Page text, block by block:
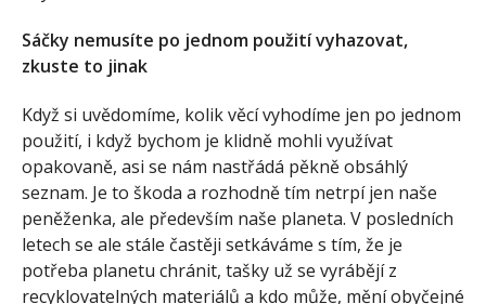
Sáčky nemusíte po jednom použití vyhazovat,
zkuste to jinak
Když si uvědomíme, kolik věcí vyhodíme jen po jednom
použití, i když bychom je klidně mohli využívat
opakovaně, asi se nám nastřádá pěkně obsáhlý
seznam. Je to škoda a rozhodně tím netrpí jen naše
peněženka, ale především naše planeta. V posledních
letech se ale stále častěji setkáváme s tím, že je
potřeba planetu chránit, tašky už se vyrábějí z
recyklovatelných materiálů a kdo může, mění obyčejné